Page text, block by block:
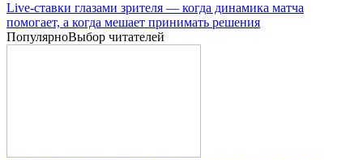
Live-ставки глазами зрителя — когда динамика матча
помогает, а когда мешает принимать решения
ПопулярноВыбор читателей